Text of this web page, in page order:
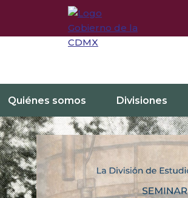
Quiénes somos Divisiones